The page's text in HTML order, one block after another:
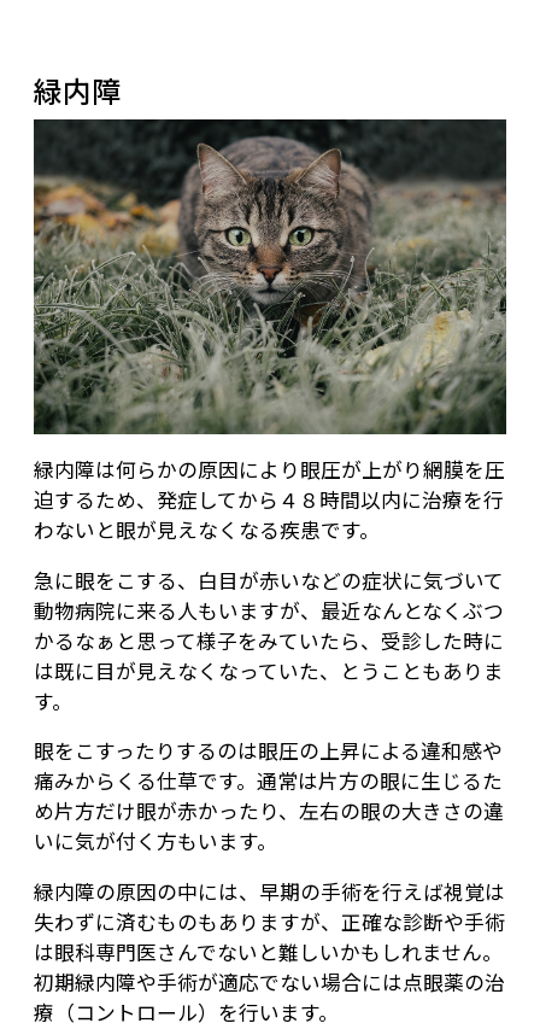
緑内障
緑内障は何らかの原因により眼圧が上がり網膜を圧
迫するため、発症してから４８時間以内に治療を行
わないと眼が見えなくなる疾患です。
急に眼をこする、白目が赤いなどの症状に気づいて
動物病院に来る人もいますが、最近なんとなくぶつ
かるなぁと思って様子をみていたら、受診した時に
は既に目が見えなくなっていた、とうこともありま
す。
眼をこすったりするのは眼圧の上昇による違和感や
痛みからくる仕草です。通常は片方の眼に生じるた
め片方だけ眼が赤かったり、左右の眼の大きさの違
いに気が付く方もいます。
緑内障の原因の中には、早期の手術を行えば視覚は
失わずに済むものもありますが、正確な診断や手術
は眼科専門医さんでないと難しいかもしれません。
初期緑内障や手術が適応でない場合には点眼薬の治
療（コントロール）を行います。